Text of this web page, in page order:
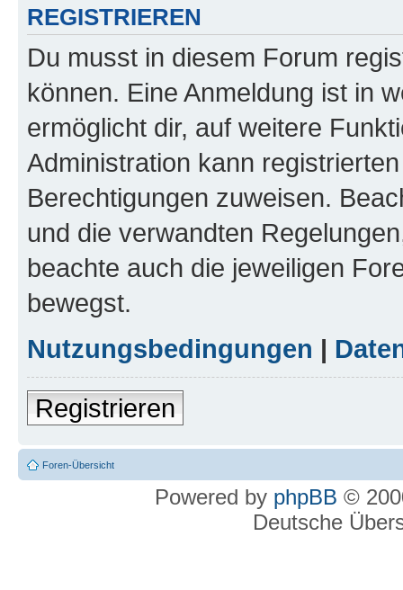
REGISTRIEREN
Du musst in diesem Forum
können. Eine Anmeldung ist in
ermöglicht dir, auf weitere
Administration kann
Berechtigungen zuweisen.
und die verwandten
beachte auch die jeweiligen
bewegst.
Nutzungsbedingungen |
Registrieren
Foren-Übersicht
Powered by phpBB ©
Deutsche